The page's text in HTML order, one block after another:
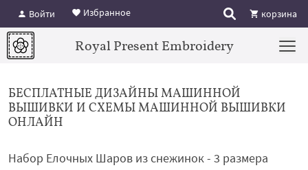
Войти Избранное корзина
Royal Present Embroidery
БЕСПЛАТНЫЕ ДИЗАЙНЫ МАШИННОЙ
ВЫШИВКИ И СХЕМЫ МАШИННОЙ ВЫШИВКИ
ОНЛАЙН
Набор Елочных Шаров из снежинок - 3 размера